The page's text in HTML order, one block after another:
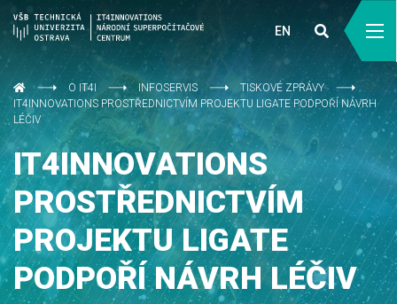
EN
O IT4I INFOSERVIS
TISKOVÉ ZPRÁVY
IT4INNOVATIONS PROSTŘEDNICTVÍM PROJEKTU LIGATE PODPOŘÍ NÁVRH
LÉČIV
IT4INNOVATIONS
PROSTŘEDNICTVÍM
PROJEKTU LIGATE
PODPOŘÍ NÁVRH LÉČIV